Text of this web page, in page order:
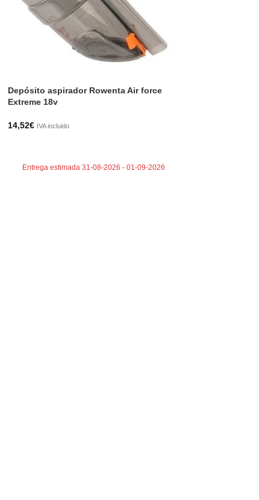
Depósito aspirador Rowenta Air force
Extreme 18v
14,52€ IVA incluido
Entrega estimada 31-08-2026 - 01-09-2026